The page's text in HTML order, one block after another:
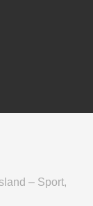
– Sport,